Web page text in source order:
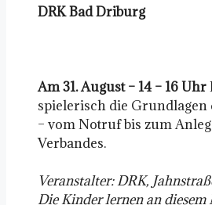
DRK Bad Driburg
Am 31. August – 14 – 16 Uhr
spielerisch die Grundlagen
– vom Notruf bis zum
Verbandes.
Veranstalter: DRK,
Die Kinder lernen an diesem